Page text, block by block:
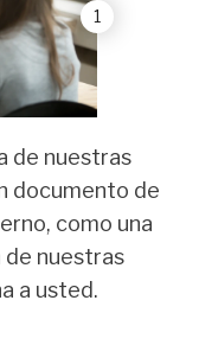
1
de nuestras
documento de
como una
de nuestras
a usted.